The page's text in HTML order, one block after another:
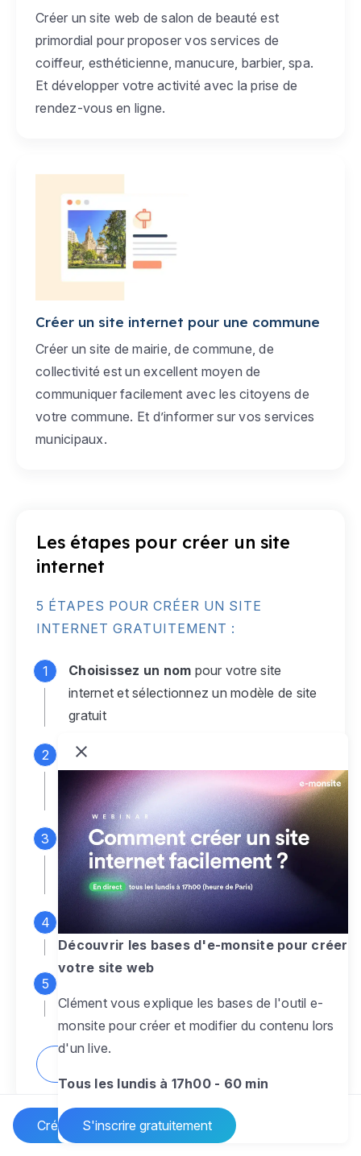
Créer un site Internet
Créer un site web de salon de beauté est
primordial pour proposer vos services de
coiffeur, esthéticienne, manucure, barbier, spa.
Et développer votre activité avec la prise de
rendez-vous en ligne.
Créer un site internet pour une commune
Créer un site de mairie, de commune, de
collectivité est un excellent moyen de
communiquer facilement avec les citoyens de
votre commune. Et d’informer sur vos services
municipaux.
Les étapes pour créer un site
internet
5 ÉTAPES POUR CRÉER UN SITE
INTERNET GRATUITEMENT :
Choisissez un nom pour votre site
internet et sélectionnez un modèle de site
gratuit
Connectez-vous
monsite gratuit pour accéder à votre
espace d'administration
Personnalisez entièrement le
designpour créer un site web sur-mesure,
à votre image
Ajoutez des pagessans limite pour
présenter votre activité, votre passion
pour rendre votre site dynamique
Découvrir les bases d'e-monsite pour créer
votre site web
Clément vous explique les bases de l'outil e-
monsite pour créer et modifier du contenu lors
d'un live.
Tous les lundis à 17h00 - 60 min
S'inscrire gratuitement